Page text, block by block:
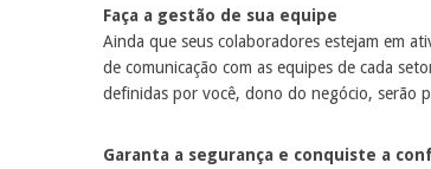
Faça a gestão de sua equipe
Ainda que seus colaboradores estejam em
de comunicação com as equipes de cada
definidas por você, dono do negócio, serão
Garanta a segurança e conquiste a